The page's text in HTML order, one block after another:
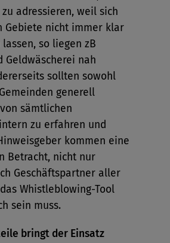
adressieren, weil sich
Gebiete nicht immer klar
so liegen zB
Geldwäscherei nah
sollten sowohl
generell
sämtlichen
zu erfahren und
kommen eine
Betracht, nicht nur
Geschäftspartner aller
Whistleblowing-Tool
sein muss.
bringt der Einsatz